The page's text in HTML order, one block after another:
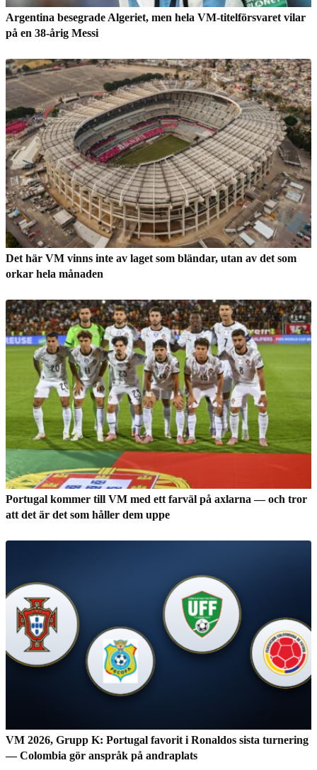
Argentina besegrade Algeriet, men hela VM-titelförsvaret vilar
på en 38-årig Messi
Det här VM vinns inte av laget som bländar, utan av det som
orkar hela månaden
Portugal kommer till VM med ett farväl på axlarna — och tror
att det är det som håller dem uppe
VM 2026, Grupp K: Portugal favorit i Ronaldos sista turnering
— Colombia gör anspråk på andraplats